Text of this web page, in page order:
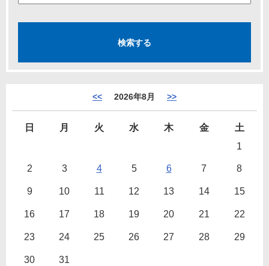
<< 2026年8月 >>
日 月 火 水 木 金
土
1
2 3 4 5 6 7 8
9 10 11 12 13 14 15
16 17 18 19 20 21 22
23 24 25 26 27 28 29
30 31